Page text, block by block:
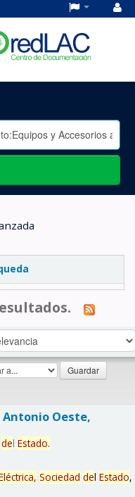
Oeste,
del Estado.
Sociedad del Estado,